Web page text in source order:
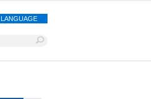
LANGUAGE